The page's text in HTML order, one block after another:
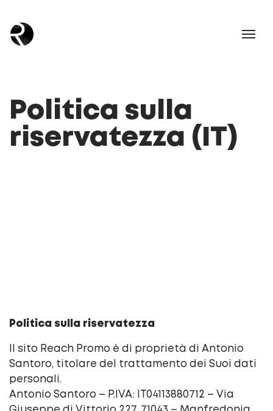
Politica sulla
riservatezza (IT)
Politica sulla riservatezza
Il sito Reach Promo è di proprietà di Antonio
Santoro, titolare del trattamento dei Suoi dati
personali.
Antonio Santoro – P.IVA: IT04113880712 – Via